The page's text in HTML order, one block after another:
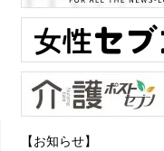
【お知らせ】